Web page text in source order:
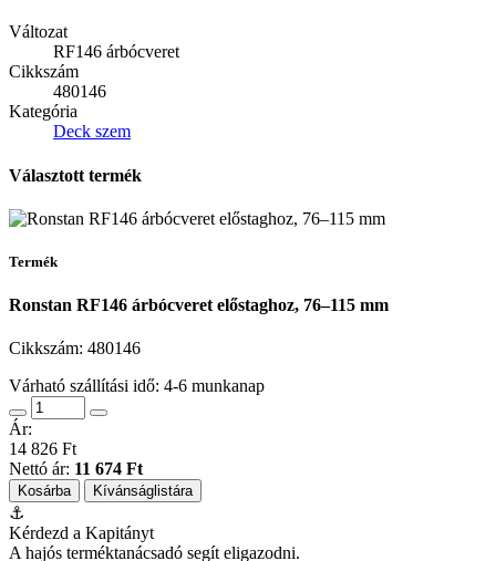
Változat
RF146 árbócveret
Cikkszám
480146
Kategória
Deck szem
Választott termék
Termék
Ronstan RF146 árbócveret előstaghoz, 76–115 mm
Cikkszám: 480146
Várható szállítási idő: 4-6 munkanap
Ár:
14 826 Ft
Nettó ár: 11 674 Ft
Kosárba Kívánságlistára
⚓
Kérdezd a Kapitányt
A hajós terméktanácsadó segít eligazodni.